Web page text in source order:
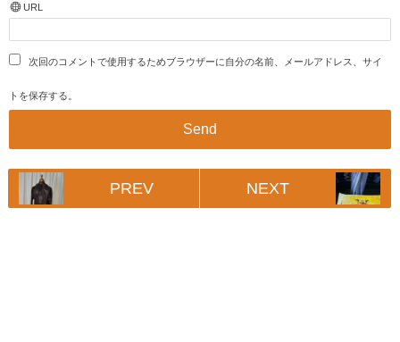
URL
次回のコメントで使用するためブラウザーに自分の名前、メールアドレス、サイ
トを保存する。
PREV NEXT